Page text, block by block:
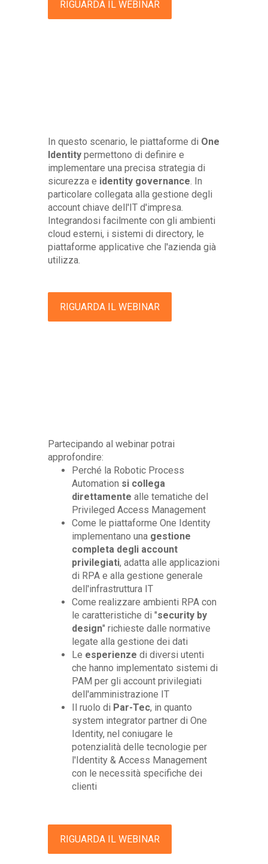
RIGUARDA IL WEBINAR
In questo scenario, le piattaforme di One
Identity permettono di definire e
implementare una precisa strategia di
sicurezza e identity governance. In
particolare collegata alla gestione degli
account chiave dell'IT d'impresa.
Integrandosi facilmente con gli ambienti
cloud esterni, i sistemi di directory, le
piattaforme applicative che l'azienda già
utilizza.
RIGUARDA IL WEBINAR
Partecipando al webinar potrai
approfondire:
Perché la Robotic Process
Automation si collega
direttamente alle tematiche del
Privileged Access Management
Come le piattaforme One Identity
implementano una gestione
completa degli account
privilegiati, adatta alle applicazioni
di RPA e alla gestione generale
dell'infrastruttura IT
Come realizzare ambienti RPA con
le caratteristiche di "security by
design" richieste dalle normative
legate alla gestione dei dati
Le esperienze di diversi utenti
che hanno implementato sistemi di
PAM per gli account privilegiati
dell'amministrazione IT
Il ruolo di Par-Tec, in quanto
system integrator partner di One
Identity, nel coniugare le
potenzialità delle tecnologie per
l'Identity & Access Management
con le necessità specifiche dei
clienti
RIGUARDA IL WEBINAR